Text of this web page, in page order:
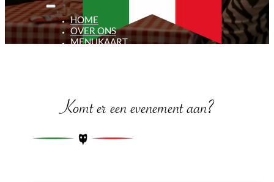
HOME
OVER ONS
MENUKAART
Komt er een evenement aan?